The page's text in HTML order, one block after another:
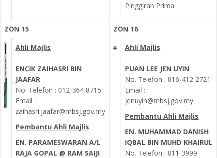
Pinggiran Prima
ZON 15
ZON 16
Ahli Majlis
ENCIK ZAIHASRI BIN
JAAFAR
No. Telefon : 012-364 8715
Email :
zaihasri.jaafar@mbsj.gov.my
Pembantu Ahli Majlis
EN. PARAMESWARAN A/L
RAJA GOPAL @ RAM SAIJI
Ahli Majlis
PUAN LEE JEN UYIN
No. Telefon : 016-412 2721
Email :
jenuyin@mbsj.gov.my
Pembantu Ahli Majlis
EN. MUHAMMAD DANISH
IQBAL BIN MUHD KHAIRUL
No. Telefon : 011-3999